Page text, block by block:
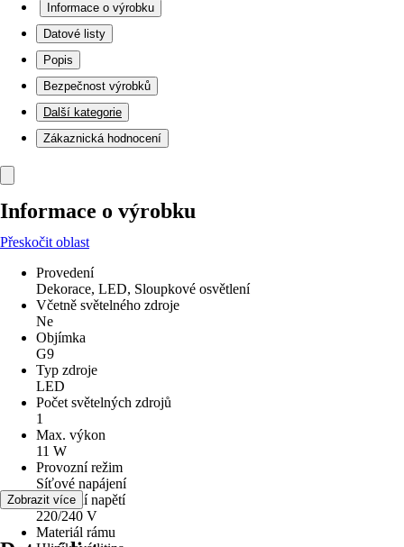
Informace o výrobku
Datové listy
Popis
Bezpečnost výrobků
Další kategorie
Zákaznická hodnocení
Informace o výrobku
Přeskočit oblast
Provedení
Dekorace, LED, Sloupkové osvětlení
Včetně světelného zdroje
Ne
Objímka
G9
Typ zdroje
LED
Počet světelných zdrojů
1
Max. výkon
11 W
Provozní režim
Síťové napájení
Provozní napětí
220/240 V
Materiál rámu
Zobrazit více